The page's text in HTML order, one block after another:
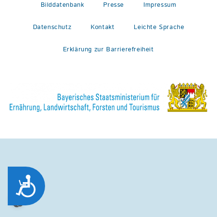
Zug&auml;nglichkeit
Bilddatenbank Presse Impressum
Datenschutz Kontakt Leichte Sprache
Erklärung zur Barrierefreiheit